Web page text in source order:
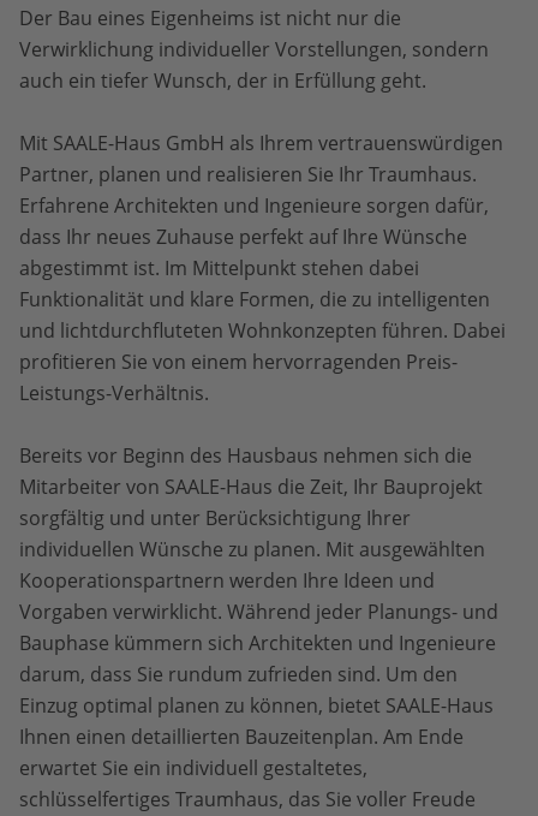
Der Bau eines Eigenheims ist nicht nur die
Verwirklichung individueller Vorstellungen, sondern
auch ein tiefer Wunsch, der in Erfüllung geht.
Mit SAALE-Haus GmbH als Ihrem vertrauenswürdigen
Partner, planen und realisieren Sie Ihr Traumhaus.
Erfahrene Architekten und Ingenieure sorgen dafür,
dass Ihr neues Zuhause perfekt auf Ihre Wünsche
abgestimmt ist. Im Mittelpunkt stehen dabei
Funktionalität und klare Formen, die zu intelligenten
und lichtdurchfluteten Wohnkonzepten führen. Dabei
profitieren Sie von einem hervorragenden Preis-
Leistungs-Verhältnis.
Bereits vor Beginn des Hausbaus nehmen sich die
Mitarbeiter von SAALE-Haus die Zeit, Ihr Bauprojekt
sorgfältig und unter Berücksichtigung Ihrer
individuellen Wünsche zu planen. Mit ausgewählten
Kooperationspartnern werden Ihre Ideen und
Vorgaben verwirklicht. Während jeder Planungs- und
Bauphase kümmern sich Architekten und Ingenieure
darum, dass Sie rundum zufrieden sind. Um den
Einzug optimal planen zu können, bietet SAALE-Haus
Ihnen einen detaillierten Bauzeitenplan. Am Ende
erwartet Sie ein individuell gestaltetes,
schlüsselfertiges Traumhaus, das Sie voller Freude